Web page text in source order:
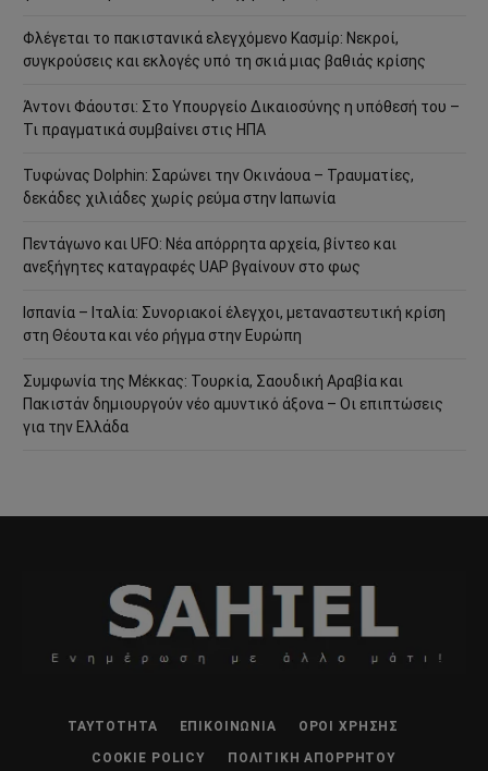
Φλέγεται το πακιστανικά ελεγχόμενο Κασμίρ: Νεκροί,
συγκρούσεις και εκλογές υπό τη σκιά μιας βαθιάς κρίσης
Άντονι Φάουτσι: Στο Υπουργείο Δικαιοσύνης η υπόθεσή του –
Τι πραγματικά συμβαίνει στις ΗΠΑ
Τυφώνας Dolphin: Σαρώνει την Οκινάουα – Τραυματίες,
δεκάδες χιλιάδες χωρίς ρεύμα στην Ιαπωνία
Πεντάγωνο και UFO: Νέα απόρρητα αρχεία, βίντεο και
ανεξήγητες καταγραφές UAP βγαίνουν στο φως
Ισπανία – Ιταλία: Συνοριακοί έλεγχοι, μεταναστευτική κρίση
στη Θέουτα και νέο ρήγμα στην Ευρώπη
Συμφωνία της Μέκκας: Τουρκία, Σαουδική Αραβία και
Πακιστάν δημιουργούν νέο αμυντικό άξονα – Οι επιπτώσεις
για την Ελλάδα
ΤΑΥΤΌΤΗΤΑ ΕΠΙΚΟΙΝΩΝΊΑ ΌΡΟΙ ΧΡΉΣΗΣ
COOKIE POLICY ΠΟΛΙΤΙΚΉ ΑΠΟΡΡΉΤΟΥ